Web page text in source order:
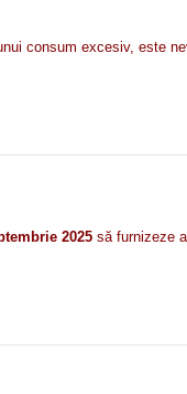
consum excesiv, este
2025 să furnizeze